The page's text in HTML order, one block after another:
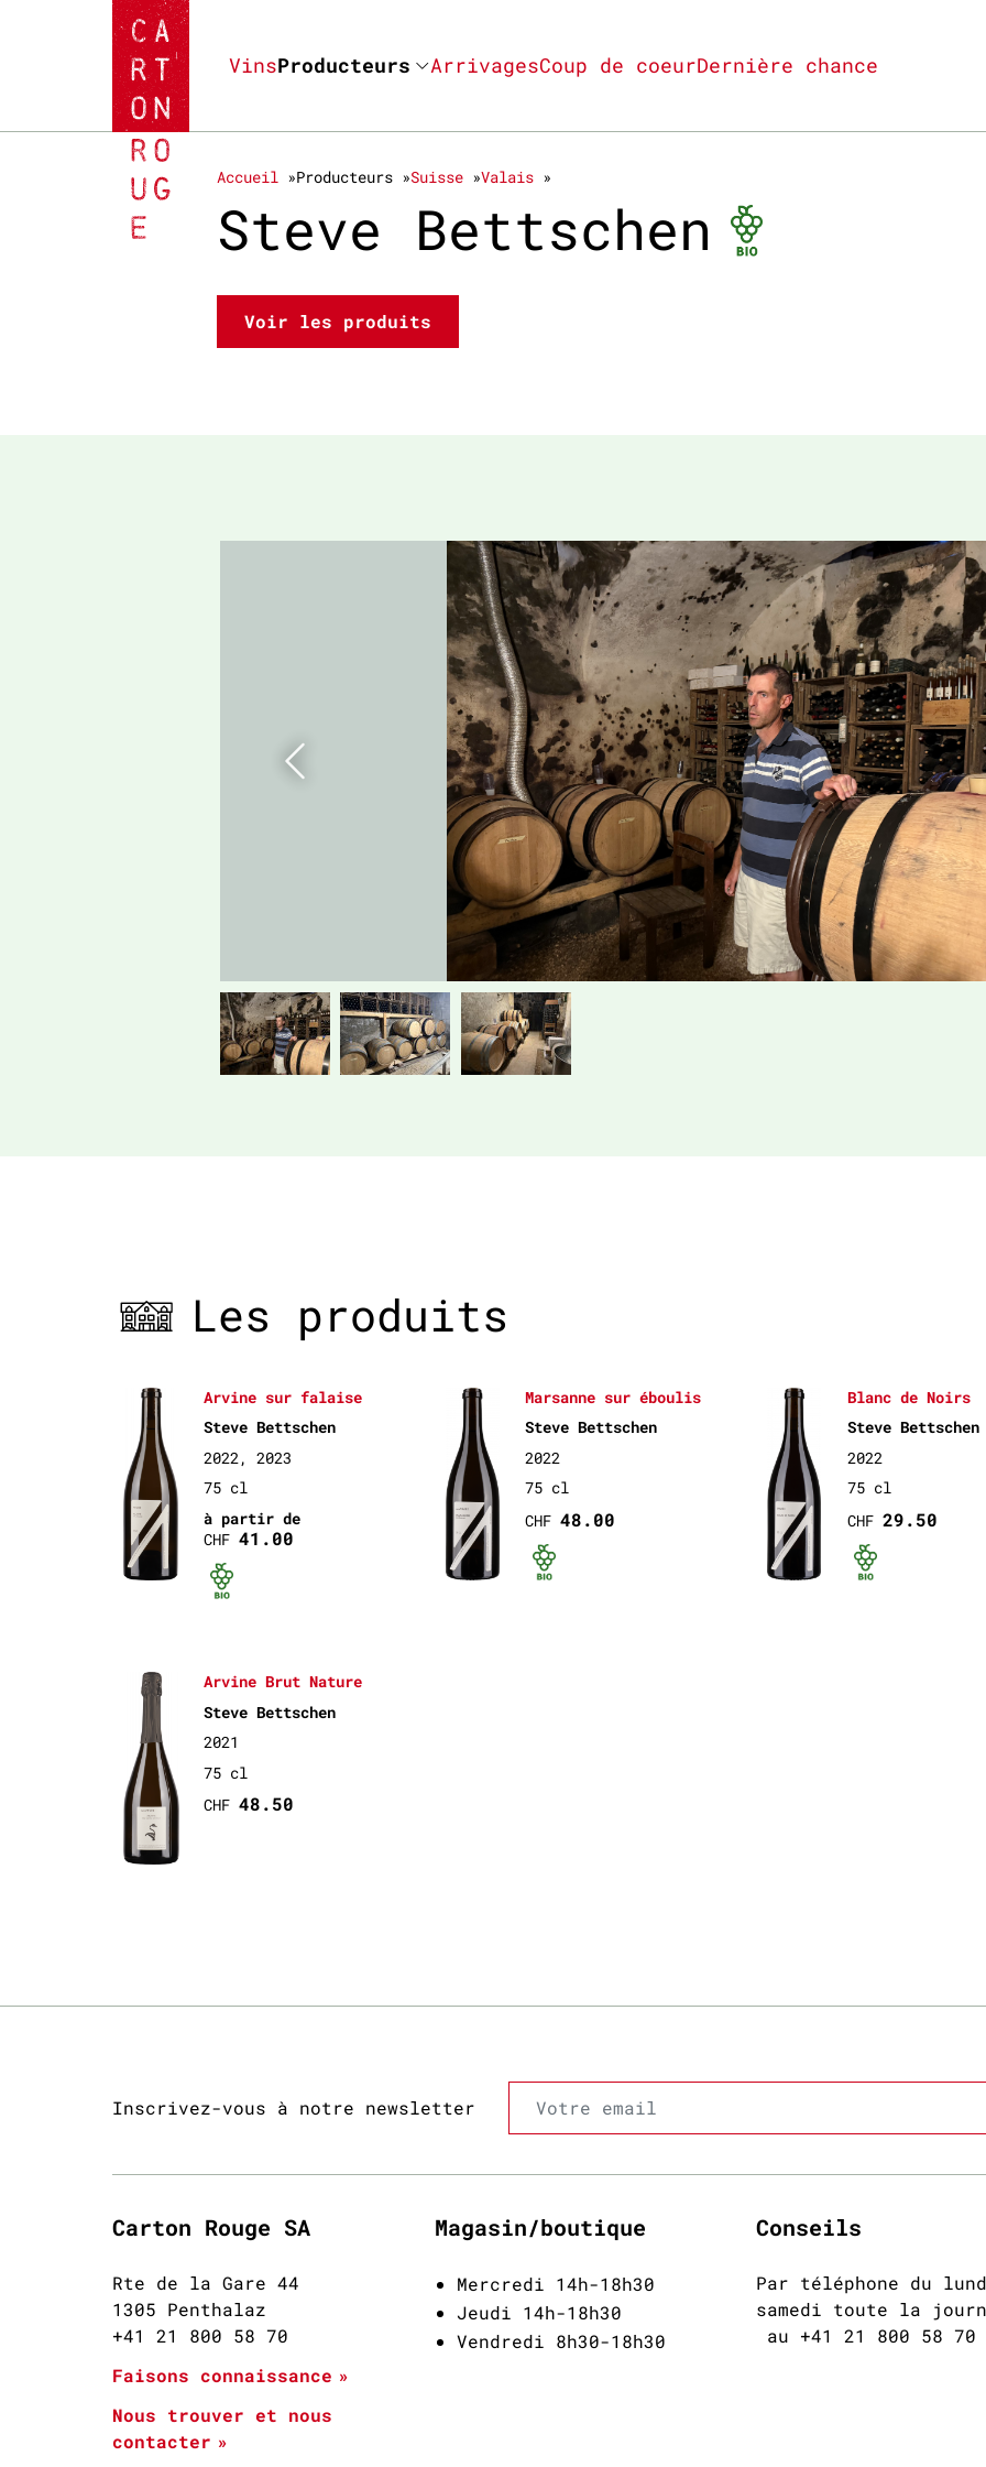
VinsProducteurs ArrivagesCoup de coeurDernière chance
Accueil Producteurs Suisse Valais
Steve BettschenBio
Voir les produits
Prvious
Les produits
Arvine sur falaise
Steve Bettschen
2022, 2023
75 cl
à partir de
CHF 41.00
Bio certifié
Marsanne sur éboulis
Steve Bettschen
2022
75 cl
CHF48.00
Bio certifié
Blanc de Noirs
Steve Bettschen
2022
75 cl
CHF 29.50
Bio
Arvine Brut Nature
Steve Bettschen
2021
75 cl
CHF 48.50
Inscrivez-vous à notre newsletter
Carton Rouge SA
Rte de la Gare 44
1305 Penthalaz
+41 21 800 58 70
Faisons connaissance
Nous trouver et nous
contacter
Magasin/boutique
Mercredi 14h-18h30
Jeudi 14h-18h30
Vendredi 8h30-18h30
Conseils
Par téléphone du
samedi toute la
au +41 21 800 58 70